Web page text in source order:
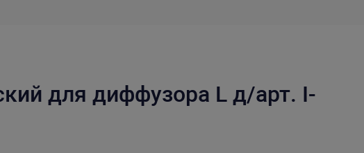
для диффузора L д/арт. I-